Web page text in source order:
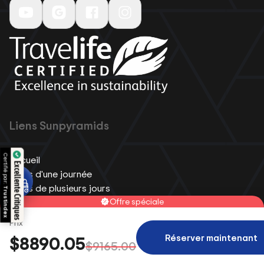
Offre spéciale
Prix
$8890.05$9165.00
Réserver maintenant
Liens Sunpyramids
Accueil
Tours d'une journée
Tours de plusieurs jours
Croisières sur le Nil
Excursions à terre
Louer une voiture
Excellente Critiques